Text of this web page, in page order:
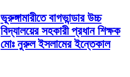
ভূরুঙ্গামারীতে বাগভান্ডার উচ্চ
বিদ্যালয়ের সহকারী প্রধান শিক্ষক
মোঃ নুরুল ইসলামের ইন্তেকাল